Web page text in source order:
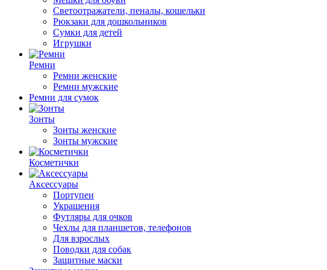
Светоотражатели, пеналы, кошельки
Рюкзаки для дошкольников
Сумки для детей
Игрушки
Ремни
Ремни женские
Ремни мужские
Ремни для сумок
Зонты
Зонты женские
Зонты мужские
Косметички
Аксессуары
Портупеи
Украшения
Футляры для очков
Чехлы для планшетов, телефонов
Для взрослых
Поводки для собак
Защитные маски